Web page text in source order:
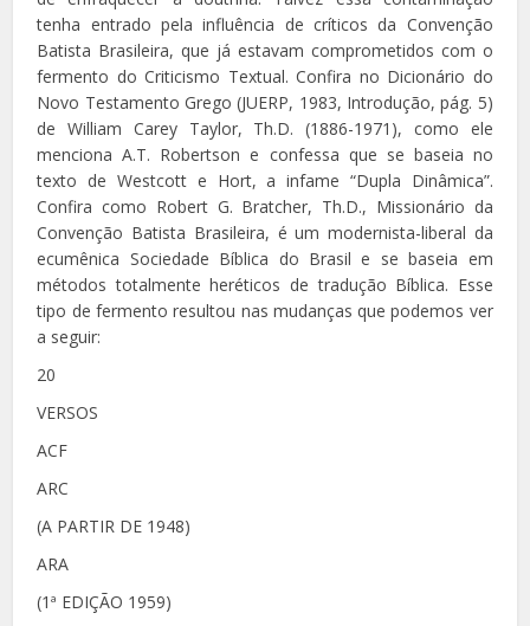
tenha entrado pela influência de críticos da Convenção
Batista Brasileira, que já estavam comprometidos com o
fermento do Criticismo Textual. Confira no Dicionário do
Novo Testamento Grego (JUERP, 1983, Introdução, pág. 5)
de William Carey Taylor, Th.D. (1886-1971), como ele
menciona A.T. Robertson e confessa que se baseia no
texto de Westcott e Hort, a infame “Dupla Dinâmica”.
Confira como Robert G. Bratcher, Th.D., Missionário da
Convenção Batista Brasileira, é um modernista-liberal da
ecumênica Sociedade Bíblica do Brasil e se baseia em
métodos totalmente heréticos de tradução Bíblica. Esse
tipo de fermento resultou nas mudanças que podemos ver
a seguir:
20
VERSOS
ACF
ARC
(A PARTIR DE 1948)
ARA
(1ª EDIÇÃO 1959)